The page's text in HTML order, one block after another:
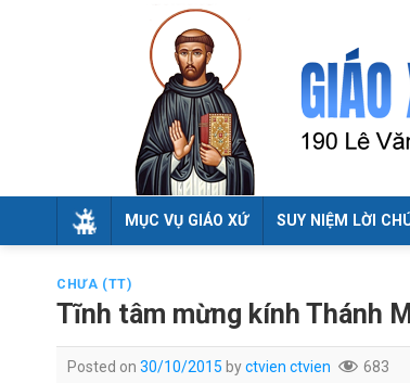
MỤC VỤ GIÁO XỨ SUY NIỆM LỜI
CHƯA (TT)
Tĩnh tâm mừng kính Thánh
Posted on 30/10/2015 byctvien ctvien 683